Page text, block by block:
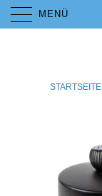
MENÜ
STARTSEITE